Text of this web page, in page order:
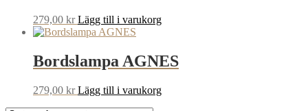
279,00 kr Lägg till i varukorg
Bordslampa AGNES
279,00 kr Lägg till i varukorg